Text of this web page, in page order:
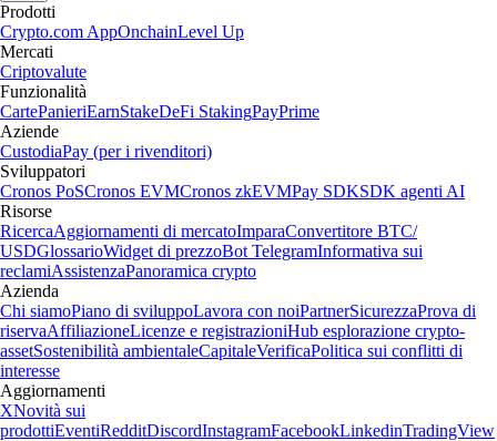
Prodotti
Crypto.com AppOnchainLevel Up
Mercati
Criptovalute
Funzionalità
CartePanieriEarnStakeDeFi StakingPayPrime
Aziende
CustodiaPay (per i rivenditori)
Sviluppatori
Cronos PoSCronos EVMCronos zkEVMPay SDKSDK agenti AI
Risorse
RicercaAggiornamenti di mercatoImparaConvertitore BTC/
USDGlossarioWidget di prezzoBot TelegramInformativa sui
reclamiAssistenzaPanoramica crypto
Azienda
Chi siamoPiano di sviluppoLavora con noiPartnerSicurezzaProva di
riservaAffiliazioneLicenze e registrazioniHub esplorazione crypto-
assetSostenibilità ambientaleCapitaleVerificaPolitica sui conflitti di
interesse
Aggiornamenti
XNovità sui
prodottiEventiRedditDiscordInstagramFacebookLinkedinTradingView